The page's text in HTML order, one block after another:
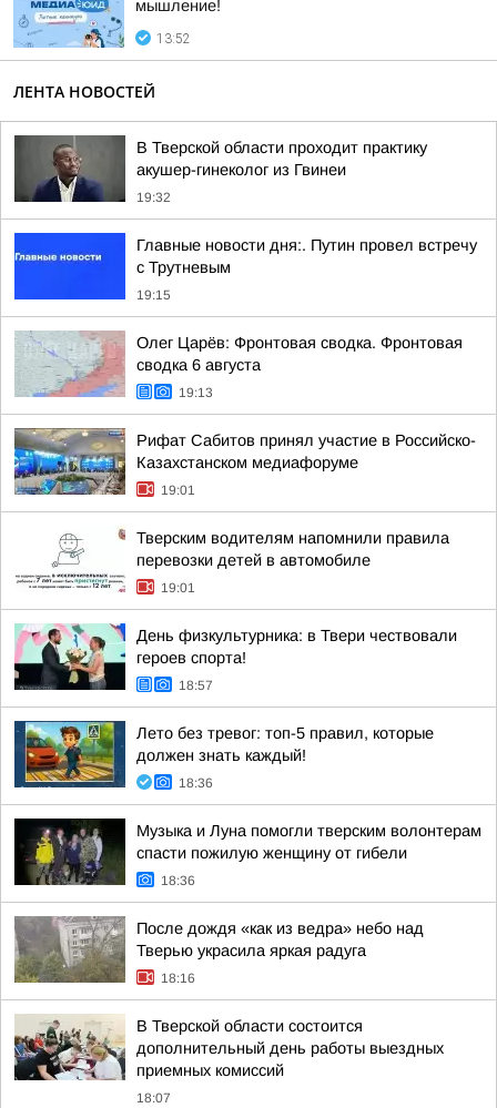
мышление!
13:52
ЛЕНТА НОВОСТЕЙ
В Тверской области проходит практику
акушер-гинеколог из Гвинеи
19:32
Главные новости дня:. Путин провел встречу
с Трутневым
19:15
Олег Царёв: Фронтовая сводка. Фронтовая
сводка 6 августа
19:13
Рифат Сабитов принял участие в Российско-
Казахстанском медиафоруме
19:01
Тверским водителям напомнили правила
перевозки детей в автомобиле
19:01
День физкультурника: в Твери чествовали
героев спорта!
18:57
Лето без тревог: топ-5 правил, которые
должен знать каждый!
18:36
Музыка и Луна помогли тверским волонтерам
спасти пожилую женщину от гибели
18:36
После дождя «как из ведра» небо над
Тверью украсила яркая радуга
18:16
В Тверской области состоится
дополнительный день работы выездных
приемных комиссий
18:07